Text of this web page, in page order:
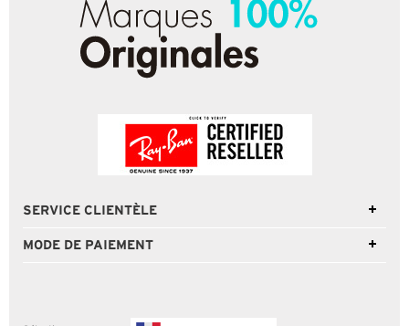
SERVICE CLIENTÈLE
MODE DE PAIEMENT